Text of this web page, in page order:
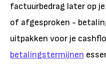
factuurbedrag later op
of afgesproken -
uitpakken voor je
betalingstermijnen